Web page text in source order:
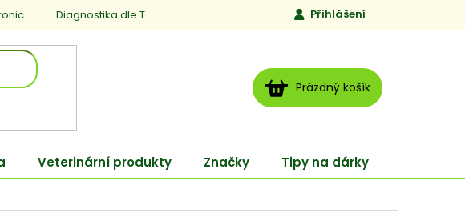
Diagnostika dle TCM Jen to, čemu věříme
Přihlášení
NÁKUPNÍ
KOŠÍK
Prázdný košík
Veterinární produkty Značky Tipy na dárky